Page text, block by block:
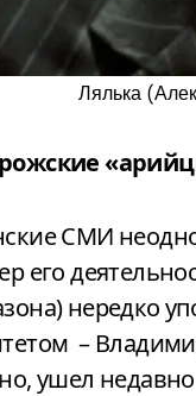
Лялька
СМИ
его
нередко
–
ушел